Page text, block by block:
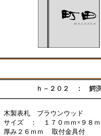
ｈ－２０２ ： 鰐
木製表札 ブラウンウッド
サイズ ： １７０ｍｍ×９８
厚み２６ｍｍ 取付金具付